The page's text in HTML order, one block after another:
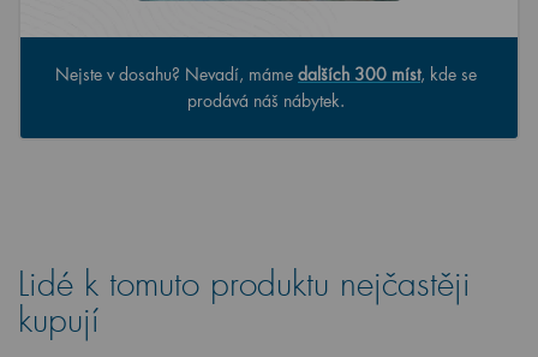
Nejste v dosahu? Nevadí, máme dalších 300 míst, kde se
prodává náš nábytek.
Lidé k tomuto produktu nejčastěji
kupují